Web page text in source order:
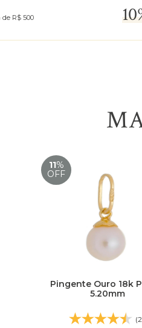
de R$ 500
11%
OFF
Pingente Ouro 18k
5.20mm